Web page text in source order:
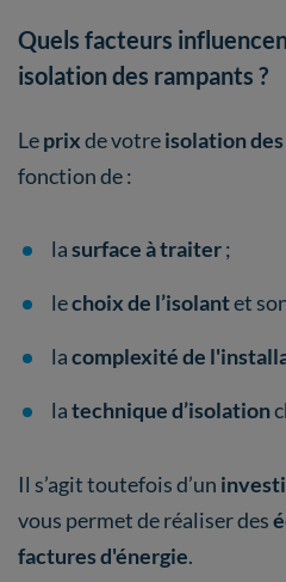
Quels facteurs
isolation des rampants ?
Leprixde votreisolation
fonction de :
lasurface à traiter;
lechoix de l’isolantet
lacomplexité de
latechnique d’isolation
Il s’agit toutefois d’un
vous permet de réaliser des
factures d'énergie.